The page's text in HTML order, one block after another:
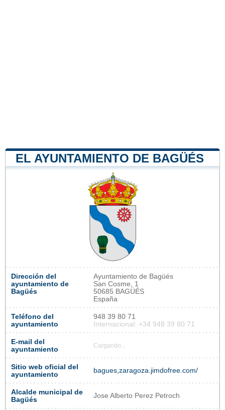
EL AYUNTAMIENTO DE BAGÜÉS
Dirección del
ayuntamiento de
Bagüés
Ayuntamiento de Bagüés
San Cosme, 1
50685 BAGÜÉS
España
Teléfono del
ayuntamiento
948 39 80 71
Internacional: +34 948 39 80 71
E-mail del
ayuntamiento
Cargando...
Sitio web oficial del
ayuntamiento
bagues,zaragoza.jimdofree.com/
Alcalde municipal de
Bagüés
Jose Alberto Perez Petroch